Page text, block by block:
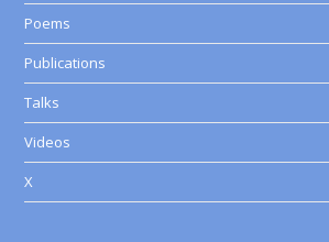
Poems
Publications
Talks
Videos
X